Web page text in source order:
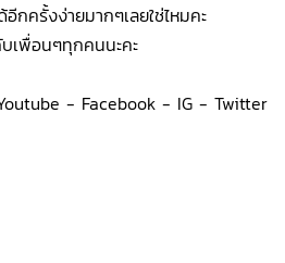
อีกครั้งง่ายมากๆเลยใช่ไหมคะ
บเพื่อนๆทุกคนนะคะ
- Facebook - IG - Twitter